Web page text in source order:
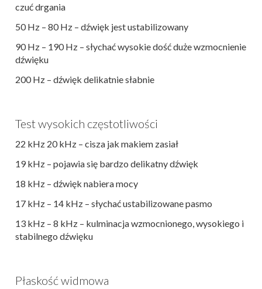
czuć drgania
50 Hz – 80 Hz – dźwięk jest ustabilizowany
90 Hz – 190 Hz – słychać wysokie dość duże wzmocnienie
dźwięku
200 Hz – dźwięk delikatnie słabnie
Test wysokich częstotliwości
22 kHz 20 kHz – cisza jak makiem zasiał
19 kHz – pojawia się bardzo delikatny dźwięk
18 kHz – dźwięk nabiera mocy
17 kHz – 14 kHz – słychać ustabilizowane pasmo
13 kHz – 8 kHz – kulminacja wzmocnionego, wysokiego i
stabilnego dźwięku
Płaskość widmowa